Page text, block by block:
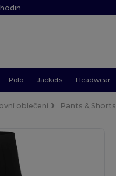
Polo Jackets Headwear
oblečení Pants & Shorts